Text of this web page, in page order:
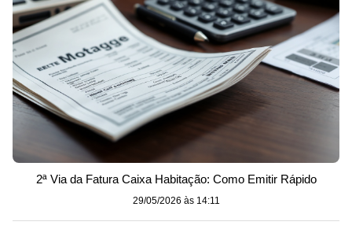
2ª Via da Fatura Caixa Habitação: Como Emitir Rápido
29/05/2026 às 14:11